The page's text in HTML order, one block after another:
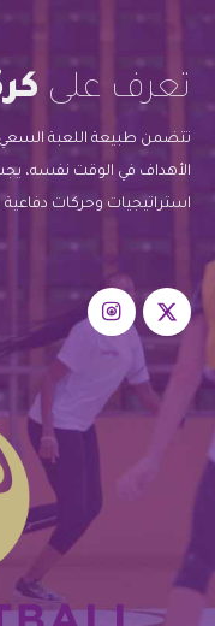
تعرف على
تتضمن طبيعة اللعبة السعي
الأهداف في الوقت نفسه،
استراتيجيات وحركات دفاعية